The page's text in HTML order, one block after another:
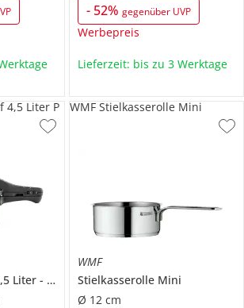
- 52% gegenüber UVP
Werbepreis
Lieferzeit: bis zu 3 Werktage
Liter
Perfect
4,5 Liter P
WMF
Stielkasserolle Mini
Ø 12 cm
WMF Stielkasserolle Mini